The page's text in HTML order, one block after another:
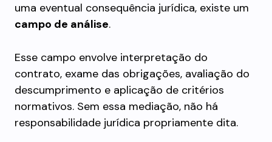
uma eventual consequência jurídica, existe um
campo de análise.
Esse campo envolve interpretação do
contrato, exame das obrigações, avaliação do
descumprimento e aplicação de critérios
normativos. Sem essa mediação, não há
responsabilidade jurídica propriamente dita.